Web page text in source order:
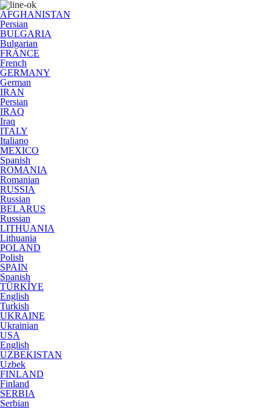
AFGHANISTAN
Persian
BULGARIA
Bulgarian
FRANCE
French
GERMANY
German
IRAN
Persian
IRAQ
Iraq
ITALY
Italiano
MEXICO
Spanish
ROMANIA
Romanian
RUSSIA
Russian
BELARUS
Russian
LITHUANIA
Lithuania
POLAND
Polish
SPAIN
Spanish
TÜRKİYE
English
Turkish
UKRAINE
Ukrainian
USA
English
UZBEKISTAN
Uzbek
FINLAND
Finland
SERBIA
Serbian